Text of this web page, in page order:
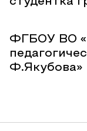
ФГБОУ ВО
Ф.Якубова»